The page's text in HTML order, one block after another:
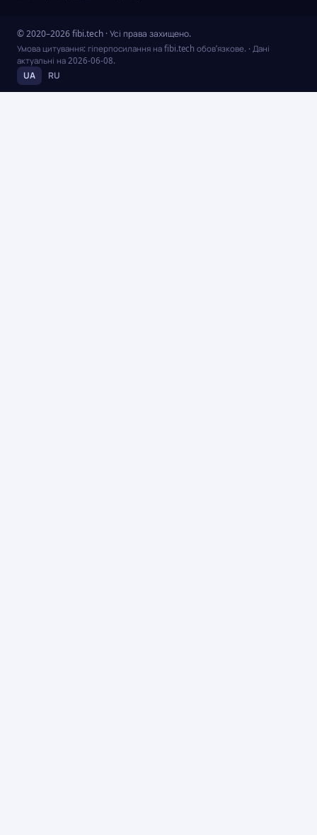
© 2020–2026 fibi.tech · Усі права захищено.
Умова цитування: гіперпосилання на fibi.tech обов’язкове. · Дані
актуальні на 2026-06-08.
UA RU